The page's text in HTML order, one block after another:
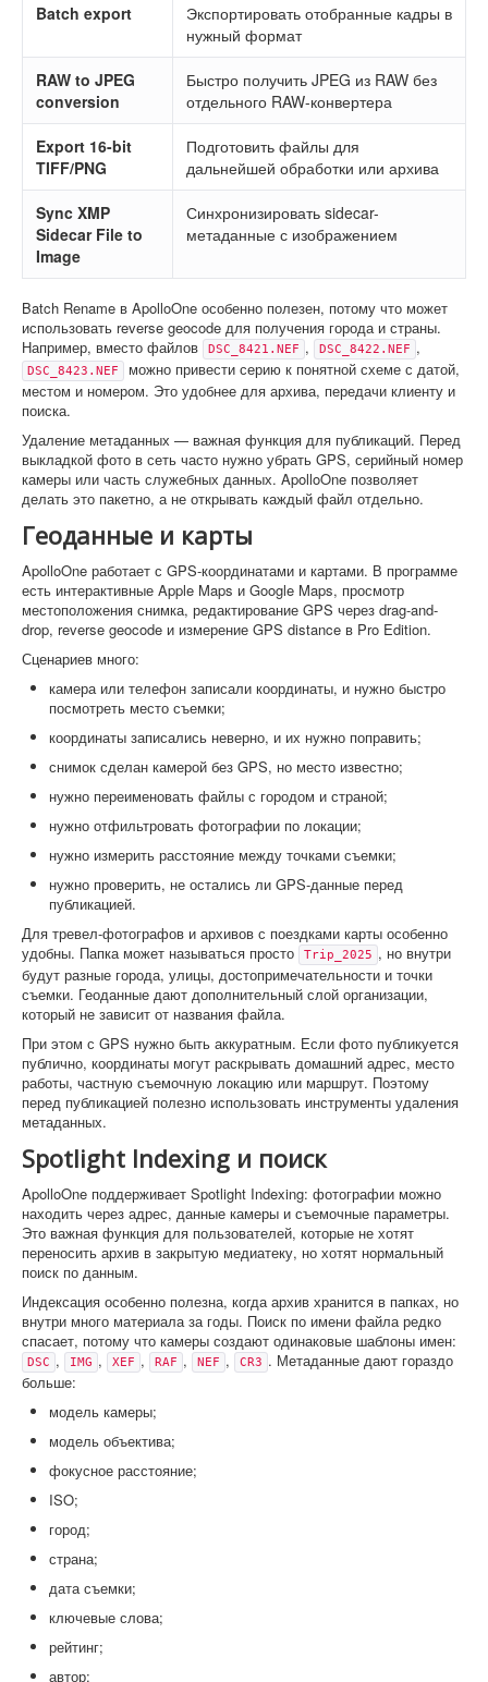
Batch export
Экспортировать отобранные кадры в
нужный формат
RAW to JPEG
conversion
Быстро получить JPEG из RAW без
отдельного RAW-конвертера
Export 16-bit
TIFF/PNG
Подготовить файлы для
дальнейшей обработки или архива
Sync XMP
Sidecar File to
Image
Синхронизировать sidecar-
метаданные с изображением
Batch Rename в ApolloOne особенно полезен, потому что может
использовать reverse geocode для получения города и страны.
Например, вместо файлов
DSC_8421.NEF , DSC_8422.NEF ,
DSC_8423.NEF
можно привести серию к понятной схеме с датой,
местом и номером. Это удобнее для архива, передачи клиенту и
поиска.
Удаление метаданных — важная функция для публикаций. Перед
выкладкой фото в сеть часто нужно убрать GPS, серийный номер
камеры или часть служебных данных. ApolloOne позволяет
делать это пакетно, а не открывать каждый файл отдельно.
Геоданные и карты
ApolloOne работает с GPS-координатами и картами. В программе
есть интерактивные Apple Maps и Google Maps, просмотр
местоположения снимка, редактирование GPS через drag-and-
drop, reverse geocode и измерение GPS distance в Pro Edition.
Сценариев много:
камера или телефон записали координаты, и нужно быстро
посмотреть место съемки;
координаты записались неверно, и их нужно поправить;
снимок сделан камерой без GPS, но место известно;
нужно переименовать файлы с городом и страной;
нужно отфильтровать фотографии по локации;
нужно измерить расстояние между точками съемки;
нужно проверить, не остались ли GPS-данные перед
публикацией.
Для тревел-фотографов и архивов с поездками карты особенно
удобны. Папка может называться просто
Trip_2025 , но внутри
будут разные города, улицы, достопримечательности и точки
съемки. Геоданные дают дополнительный слой организации,
который не зависит от названия файла.
При этом с GPS нужно быть аккуратным. Если фото публикуется
публично, координаты могут раскрывать домашний адрес, место
работы, частную съемочную локацию или маршрут. Поэтому
перед публикацией полезно использовать инструменты удаления
метаданных.
Spotlight Indexing и поиск
ApolloOne поддерживает Spotlight Indexing: фотографии можно
находить через адрес, данные камеры и съемочные параметры.
Это важная функция для пользователей, которые не хотят
переносить архив в закрытую медиатеку, но хотят нормальный
поиск по данным.
Индексация особенно полезна, когда архив хранится в папках, но
внутри много материала за годы. Поиск по имени файла редко
спасает, потому что камеры создают одинаковые шаблоны имен:
DSC , IMG , XEF , RAF , NEF , CR3 . Метаданные дают гораздо
больше:
модель камеры;
модель объектива;
фокусное расстояние;
ISO;
город;
страна;
дата съемки;
ключевые слова;
рейтинг;
автор;